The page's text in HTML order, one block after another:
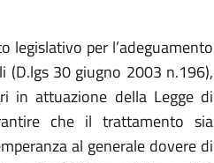
legislativo per l’adeguamento
(D.lgs 30 giugno 2003 n.196),
in attuazione della Legge di
che il trattamento sia
al generale dovere di